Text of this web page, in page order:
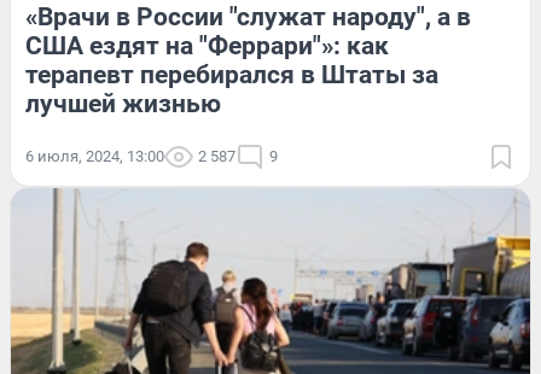
«Врачи в России "служат народу", а в
США ездят на "Феррари"»: как
терапевт перебирался в Штаты за
лучшей жизнью
6 июля, 2024, 13:00 2 587 9